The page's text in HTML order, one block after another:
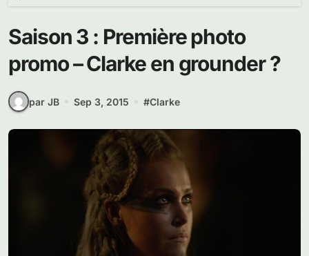
Saison 3 : Première photo
promo – Clarke en grounder ?
par JB Sep 3, 2015 #Clarke